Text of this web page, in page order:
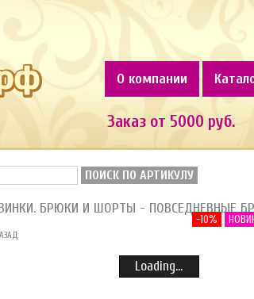
О компании
Заказ от 5000 руб.
ПОИСК ПО АРТИКУЛУ
БРЮКИ И ШОРТЫ - ПОВСЕДНЕВНЫЕ
Loading...
-10%